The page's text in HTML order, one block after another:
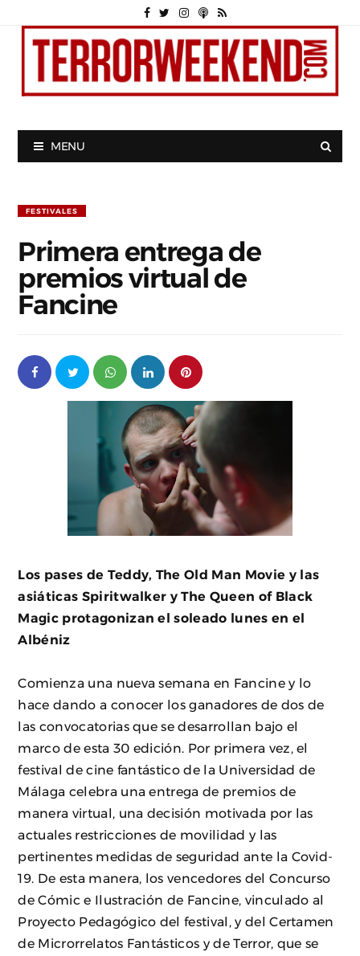
MENU
FESTIVALES
Primera entrega de
premios virtual de
Fancine
Los pases de Teddy, The Old Man Movie y las
asiáticas Spiritwalker y The Queen of Black
Magic protagonizan el soleado lunes en el
Albéniz
Comienza una nueva semana en Fancine y lo
hace dando a conocer los ganadores de dos de
las convocatorias que se desarrollan bajo el
marco de esta 30 edición. Por primera vez, el
festival de cine fantástico de la Universidad de
Málaga celebra una entrega de premios de
manera virtual, una decisión motivada por las
actuales restricciones de movilidad y las
pertinentes medidas de seguridad ante la Covid-
19. De esta manera, los vencedores del Concurso
de Cómic e Ilustración de Fancine, vinculado al
Proyecto Pedagógico del festival, y del Certamen
de Microrrelatos Fantásticos y de Terror, que se